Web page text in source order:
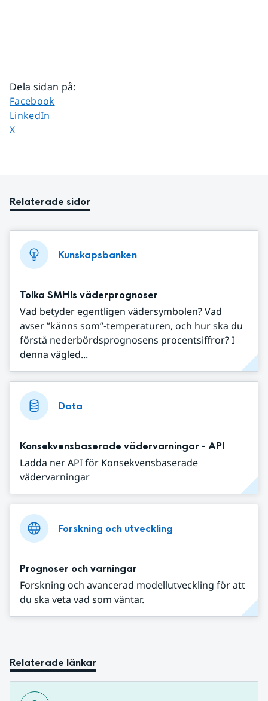
Dela sidan på:
Dela sidan på
Facebook
Dela sidan på
LinkedIn
Dela sidan på
X
Relaterade sidor
Kunskapsbanken
Tolka SMHIs väderprognoser
Vad betyder egentligen vädersymbolen? Vad
avser ”känns som”-temperaturen, och hur ska du
förstå nederbördsprognosens procentsiffror? I
denna vägled...
Data
Konsekvensbaserade vädervarningar - API
Ladda ner API för Konsekvensbaserade
vädervarningar
Forskning och utveckling
Prognoser och varningar
Forskning och avancerad modellutveckling för att
du ska veta vad som väntar.
Relaterade länkar